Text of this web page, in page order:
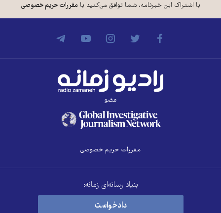
با اشتراک این خبرنامه، شما توافق می‌کنید بامقررات حریم خصوصی
عضو
مقررات حریم خصوصی
بنیاد رسانه‌ای زمانه:
دادخواست